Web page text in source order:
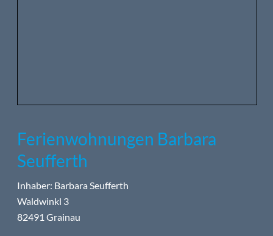
Ferienwohnungen Barbara
Seufferth
Inhaber: Barbara Seufferth
Waldwinkl 3
82491 Grainau